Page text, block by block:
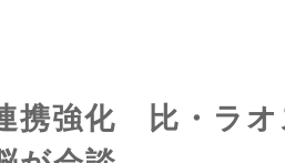
携強化 比・ラ